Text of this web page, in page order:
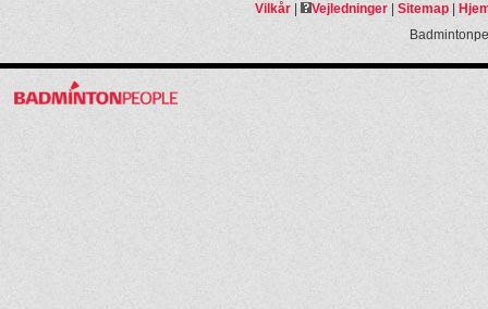
Vilkår| Vejledninger| Sitemap|